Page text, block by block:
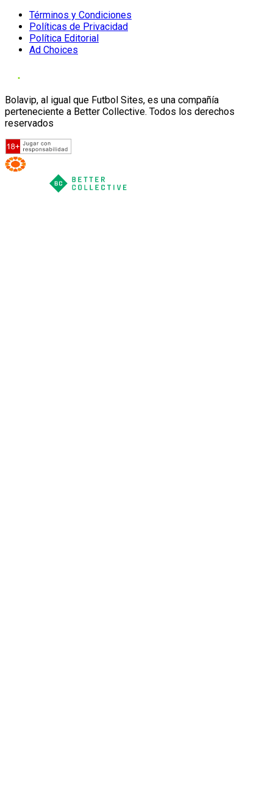
Términos y Condiciones
Políticas de Privacidad
Política Editorial
Ad Choices
Bolavip, al igual que Futbol Sites, es una compañía
perteneciente a Better Collective. Todos los derechos
reservados